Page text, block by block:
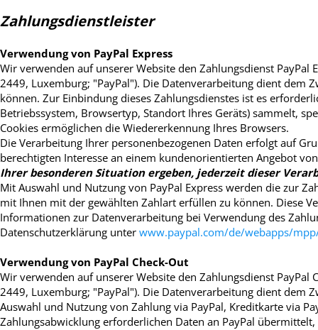
Zahlungsdienstleister
Verwendung von PayPal Express
Wir verwenden auf unserer Website den Zahlungsdienst PayPal
2449, Luxemburg; "PayPal"). Die Datenverarbeitung dient dem
können. Zur Einbindung dieses Zahlungsdienstes ist es
Betriebssystem, Browsertyp, Standort Ihres Geräts) sammelt,
Cookies ermöglichen die Wiedererkennung Ihres Browsers.
Die Verarbeitung Ihrer personenbezogenen Daten erfolgt auf
berechtigten Interesse an einem kundenorientierten Angebot
Ihrer besonderen Situation ergeben, jederzeit dieser
Mit Auswahl und Nutzung von PayPal Express werden die zur
mit Ihnen mit der gewählten Zahlart erfüllen zu können. Diese
Informationen zur Datenverarbeitung bei Verwendung des
Datenschutzerklärung unter www.paypal.com/de/webapps/
Verwendung von PayPal Check-Out
Wir verwenden auf unserer Website den Zahlungsdienst PayPal
2449, Luxemburg; "PayPal"). Die Datenverarbeitung dient dem
Auswahl und Nutzung von Zahlung via PayPal, Kreditkarte via
Zahlungsabwicklung erforderlichen Daten an PayPal